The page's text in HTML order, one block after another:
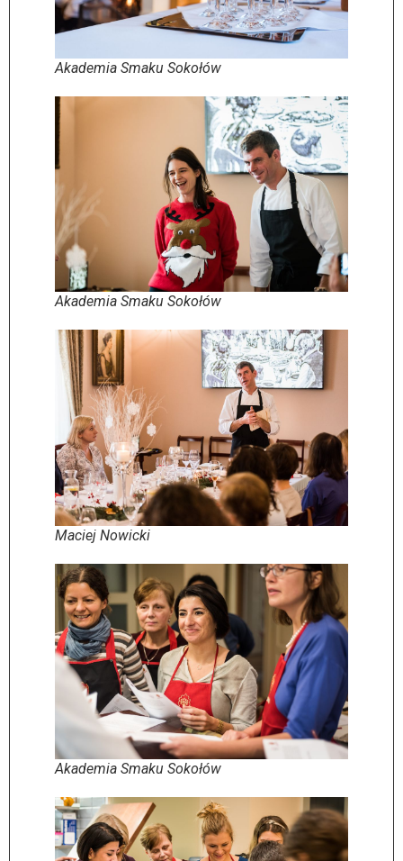
Akademia Smaku Sokołów
Akademia Smaku Sokołów
Maciej Nowicki
Akademia Smaku Sokołów